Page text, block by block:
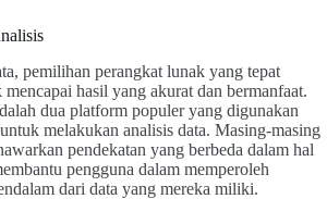
pemilihan perangkat lunak yang tepat
hasil yang akurat dan bermanfaat.
dua platform populer yang digunakan
melakukan analisis data. Masing-masing
pendekatan yang berbeda dalam hal
pengguna dalam memperoleh
dari data yang mereka miliki.